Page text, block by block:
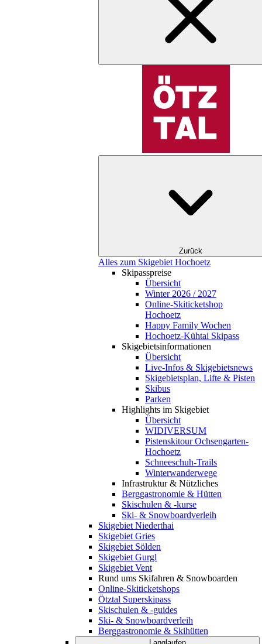
Zurück
Alles zum Skigebiet Hochoetz
Skipasspreise
Übersicht
Winter 2026 / 2027
Online-Skiticketshop
Hochoetz
Happy Family Wochen
Hochoetz-Kühtai Skipass
Skigebietsinformationen
Übersicht
Live-Infos & Skigebietsnews
Skigebietsplan, Lifte & Pisten
Skibus
Parken
Highlights im Skigebiet
Übersicht
WIDIVERSUM
Pistenskitour Ochsengarten-
Hochoetz
Schneeschuh-Trails
Winterwanderwege
Infrastruktur & Nützliches
Berggastronomie & Hütten
Skischulen & -kurse
Ski- & Snowboardverleih
Skigebiet Niederthai
Skigebiet Gries
Skigebiet Sölden
Skigebiet Gurgl
Skigebiet Vent
Rund ums Skifahren & Snowboarden
Online-Skiticketshops
Ötztal Superskipass
Skischulen & -guides
Ski- & Snowboardverleih
Berggastronomie & Skihütten